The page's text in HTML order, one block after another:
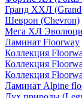
Гранд ХХЛ
Шеврон (Chevron)
Мега ХЛ
Ламинат Floorway
Коллекция
Коллекция
Коллекция
Ламинат Alpine